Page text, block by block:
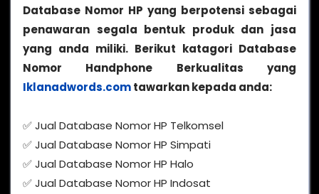
Database Nomor HP yang berpotensi sebagai
penawaran segala bentuk produk dan jasa
yang anda miliki. Berikut katagori Database
Nomor Handphone Berkualitas yang
Iklanadwords.comtawarkan kepada anda:
✅ Jual Database Nomor HP Telkomsel
✅ Jual Database Nomor HP Simpati
✅ Jual Database Nomor HP Halo
✅ Jual Database Nomor HP Indosat